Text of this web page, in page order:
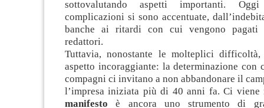
sottovalutando aspetti importanti.
complicazioni si sono accentuate,
banche ai ritardi con cui vengono
redattori.
Tuttavia, nonostante le molteplici
aspetto incoraggiante: la determinazione con
compagni ci invitano a non abbandonare il
l’impresa iniziata più di 40 anni fa. Ci
manifestoè ancora uno strumento di